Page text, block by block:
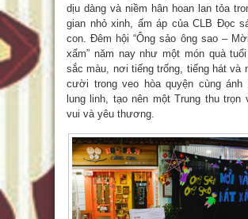
dịu dàng và niềm hân hoan lan tỏa
gian nhỏ xinh, ấm áp của CLB Đọc
con. Đêm hội “Ông sảo ông sao –
xẩm” năm nay như một món quà
sắc màu, nơi tiếng trống, tiếng hát và
cười trong veo hòa quyện cùng ánh
lung linh, tạo nên một Trung thu trọn
vui và yêu thương.